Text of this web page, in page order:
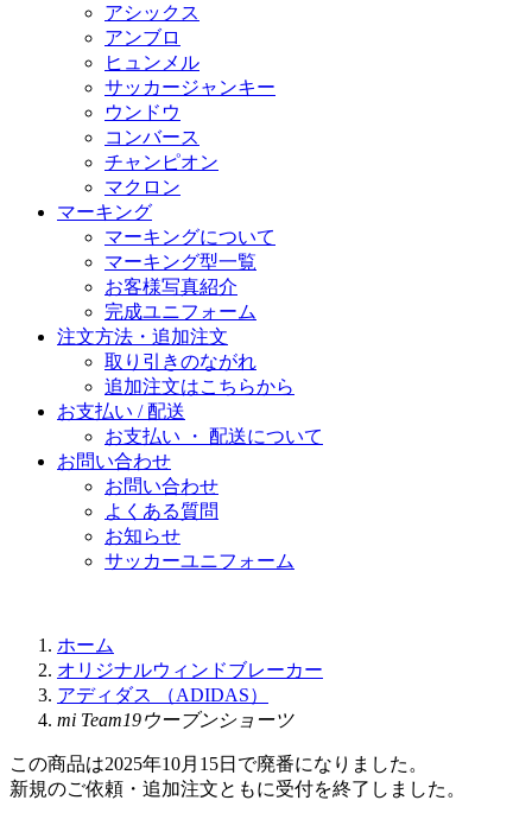
アシックス
アンブロ
ヒュンメル
サッカージャンキー
ウンドウ
コンバース
チャンピオン
マクロン
マーキング
マーキングについて
マーキング型一覧
お客様写真紹介
完成ユニフォーム
注文方法・追加注文
取り引きのながれ
追加注文はこちらから
お支払い / 配送
お支払い ・ 配送について
お問い合わせ
お問い合わせ
よくある質問
お知らせ
サッカーユニフォーム
ホーム
オリジナルウィンドブレーカー
アディダス （ADIDAS）
mi Team19ウーブンショーツ
この商品は2025年10月15日で廃番になりました。
新規のご依頼・追加注文ともに受付を終了しました。